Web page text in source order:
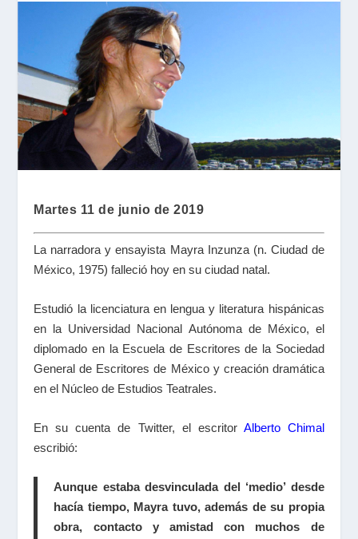
Martes 11 de junio de 2019
La narradora y ensayista Mayra Inzunza (n. Ciudad de
México, 1975) falleció hoy en su ciudad natal.
Estudió la licenciatura en lengua y literatura hispánicas
en la Universidad Nacional Autónoma de México, el
diplomado en la Escuela de Escritores de la Sociedad
General de Escritores de México y creación dramática
en el Núcleo de Estudios Teatrales.
En su cuenta de Twitter, el escritor Alberto Chimal
escribió:
Aunque estaba desvinculada del ‘medio’ desde
hacía tiempo, Mayra tuvo, además de su propia
obra, contacto y amistad con muchos de